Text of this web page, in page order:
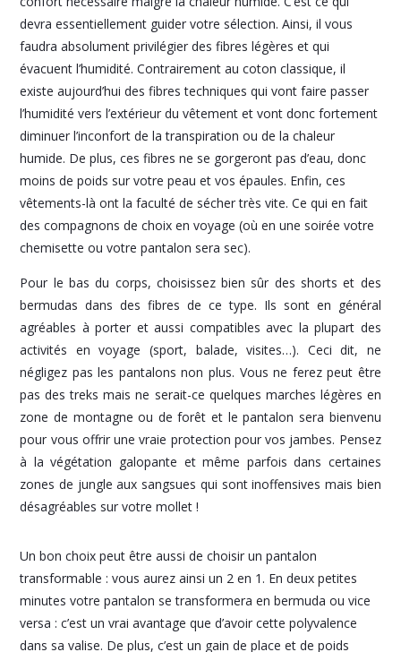
devra essentiellement guider votre sélection. Ainsi, il vous
faudra absolument privilégier des fibres légères et qui
évacuent l’humidité. Contrairement au coton classique, il
existe aujourd’hui des fibres techniques qui vont faire passer
l’humidité vers l’extérieur du vêtement et vont donc fortement
diminuer l’inconfort de la transpiration ou de la chaleur
humide. De plus, ces fibres ne se gorgeront pas d’eau, donc
moins de poids sur votre peau et vos épaules. Enfin, ces
vêtements-là ont la faculté de sécher très vite. Ce qui en fait
des compagnons de choix en voyage (où en une soirée votre
chemisette ou votre pantalon sera sec).
Pour le bas du corps, choisissez bien sûr des shorts et des
bermudas dans des fibres de ce type. Ils sont en général
agréables à porter et aussi compatibles avec la plupart des
activités en voyage (sport, balade, visites…). Ceci dit, ne
négligez pas les pantalons non plus. Vous ne ferez peut être
pas des treks mais ne serait-ce quelques marches légères en
zone de montagne ou de forêt et le pantalon sera bienvenu
pour vous offrir une vraie protection pour vos jambes. Pensez
à la végétation galopante et même parfois dans certaines
zones de jungle aux sangsues qui sont inoffensives mais bien
désagréables sur votre mollet !
Un bon choix peut être aussi de choisir un pantalon
transformable : vous aurez ainsi un 2 en 1. En deux petites
minutes votre pantalon se transformera en bermuda ou vice
versa : c’est un vrai avantage que d’avoir cette polyvalence
dans sa valise. De plus, c’est un gain de place et de poids